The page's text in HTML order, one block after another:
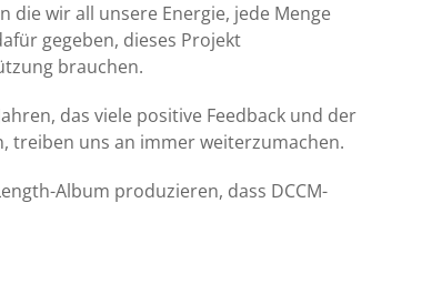
die wir all unsere Energie, jede Menge
gegeben, dieses Projekt
brauchen.
das viele positive Feedback und der
treiben uns an immer weiterzumachen.
Album produzieren, dass DCCM-